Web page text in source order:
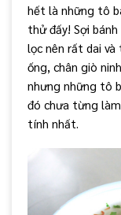
hết là những tô
thử đấy! Sợi
lọc nên rất dai
ống, chân giò
nhưng những tô
đó chưa từng
tính nhất.